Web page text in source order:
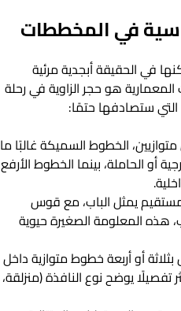
في المخططات
في الحقيقة أبجدية مرئية
هو حجر الزاوية في رحلة
ستصادفها حتمًا:
الخطوط السميكة غالبًا ما
أو الحاملة، بينما الخطوط الأرفع
يمثل الباب، مع قوس
هذه المعلومة الصغيرة حيوية
بثلاثة أو أربعة خطوط متوازية داخل
تفصيلًا يوضح نوع النافذة (منزلقة،